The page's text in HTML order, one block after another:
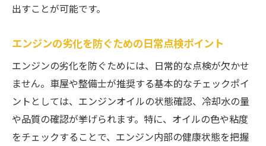
出すことが可能です。
エンジンの劣化を防ぐための日常点検ポイント
エンジンの劣化を防ぐためには、日常的な点検が欠かせ
ません。車屋や整備士が推奨する基本的なチェックポイ
ントとしては、エンジンオイルの状態確認、冷却水の量
や品質の確認が挙げられます。特に、オイルの色や粘度
をチェックすることで、エンジン内部の健康状態を把握